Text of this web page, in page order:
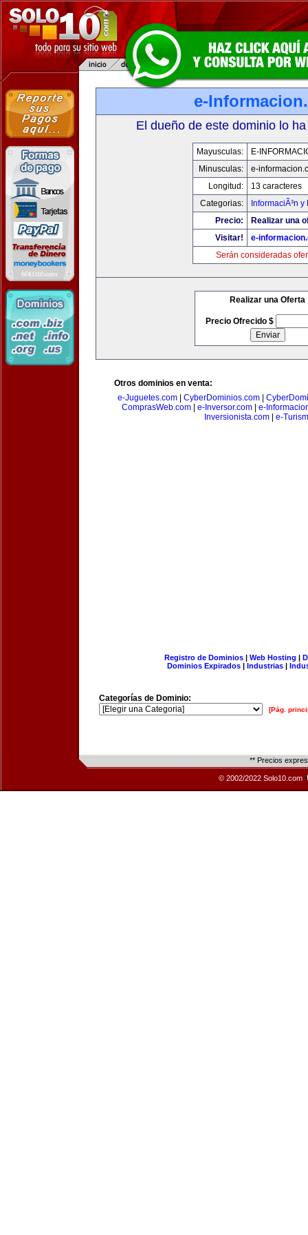
e-
El dueño de este dominio lo
Mayusculas:
E-
Minusculas:
e-
Longitud:
13 caracteres
Categorias:
InformaciÃ³n
Precio:
Realizar una
Visitar!
e-
Serán consideradas
Realizar una Oferta
Precio Ofrecido $
Otros dominios en venta:
e-Juguetes.com| CyberDominios.com|
ComprasWeb.com
e-Inversor.com
e-
Inversionista.com| e-
Registro de Dominios| Web Hosting |
Dominios Expirados | Industrias |
Categorías de Dominio:
[Pág.
** Precios
© 2002/2022 Solo10.com